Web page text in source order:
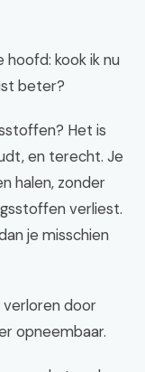
kook ik nu
beter?
Het is
en terecht. Je
halen, zonder
verliest.
je misschien
verloren door
opneembaar.